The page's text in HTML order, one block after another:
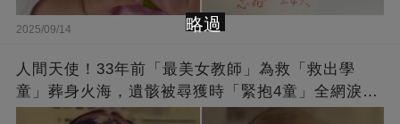
2025/09/14
人間天使！33年前「最美女教師」為救「救出學
童」葬身火海，遺骸被尋獲時「緊抱4童」全網淚
崩：真正的英雄不該被遺忘
略過